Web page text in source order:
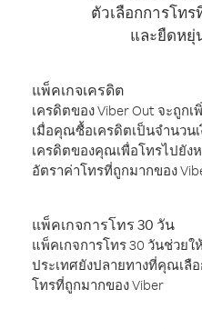
ตัวเลือกการโท
และยืดหยุ่
แพ็คเกจเครดิต
เครดิตของ Viber Out จะถูก
เมื่อคุณซื้อเครดิตเป็นจำนวน
เครดิตของคุณเพื่อโทรไปยัง
อัตราค่าโทรที่ถูกมากของ
แพ็คเกจการโทร 30 วัน
แพ็คเกจการโทร 30 วันช่วย
ประเทศยังปลายทางที่คุณเลื
โทรที่ถูกมากของ Viber